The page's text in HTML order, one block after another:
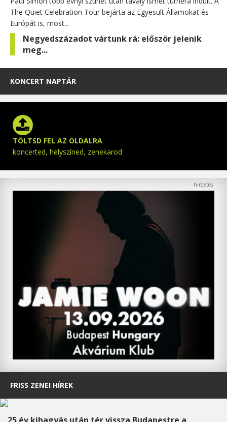
The Quiet Celebration Tour bejárta az Egyesült Államokat és
Európát is, most...
Negyedszázadot vártunk rá: először jelenik
meg...
KONCERT NAPTÁR
TÖLTSD FEL AZ OLDALRA
koncerted, helyszíned, zenekarod
FRISS ZENEI HÍREK